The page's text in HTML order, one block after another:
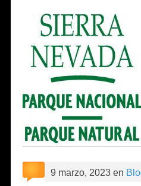
9 marzo, 2023 en